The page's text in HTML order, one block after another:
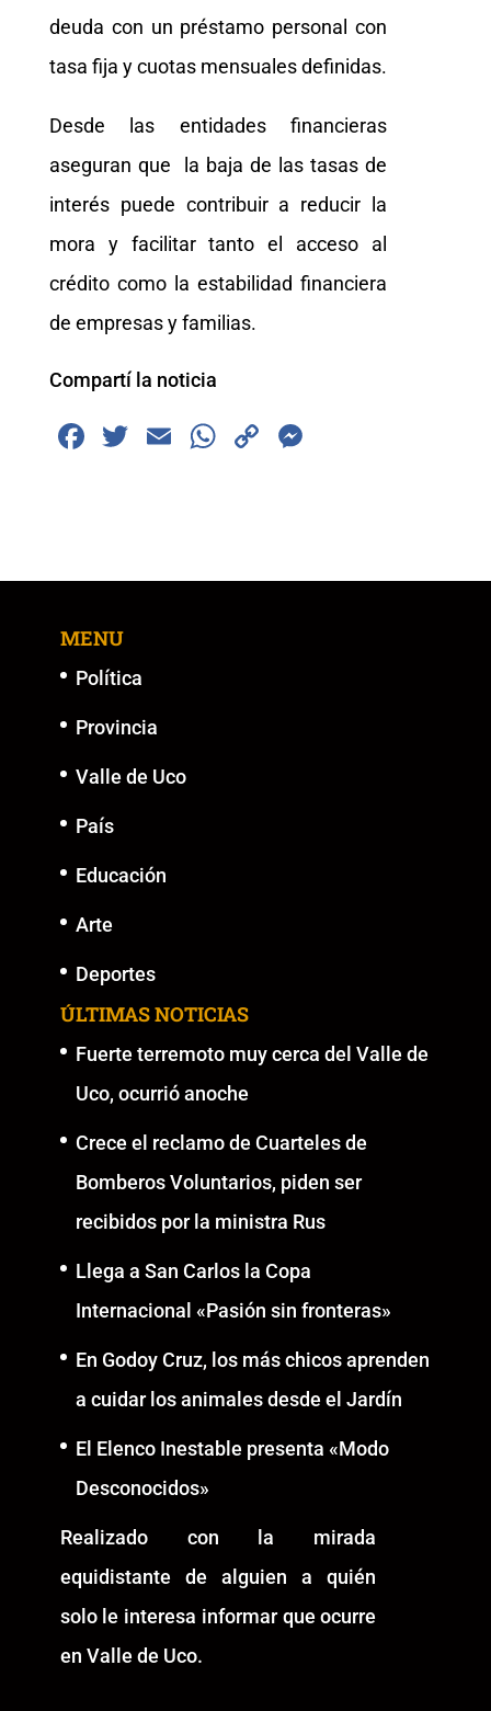
deuda con un préstamo personal con
tasa fija y cuotas mensuales definidas.
Desde las entidades financieras
aseguran que la baja de las tasas de
interés puede contribuir a reducir la
mora y facilitar tanto el acceso al
crédito como la estabilidad financiera
de empresas y familias.
Compartí la noticia
F
b
o
k
T
E
W
A
C
Li n
MENU
Política
Provincia
Valle de Uco
País
Educación
Arte
Deportes
ÚLTIMAS NOTICIAS
Fuerte terremoto muy cerca del Valle de
Uco, ocurrió anoche
Crece el reclamo de Cuarteles de
Bomberos Voluntarios, piden ser
recibidos por la ministra Rus
Llega a San Carlos la Copa
Internacional «Pasión sin fronteras»
En Godoy Cruz, los más chicos aprenden
a cuidar los animales desde el Jardín
El Elenco Inestable presenta «Modo
Desconocidos»
Realizado con la mirada
equidistante de alguien a quién
solo le interesa informar que ocurre
en Valle de Uco.